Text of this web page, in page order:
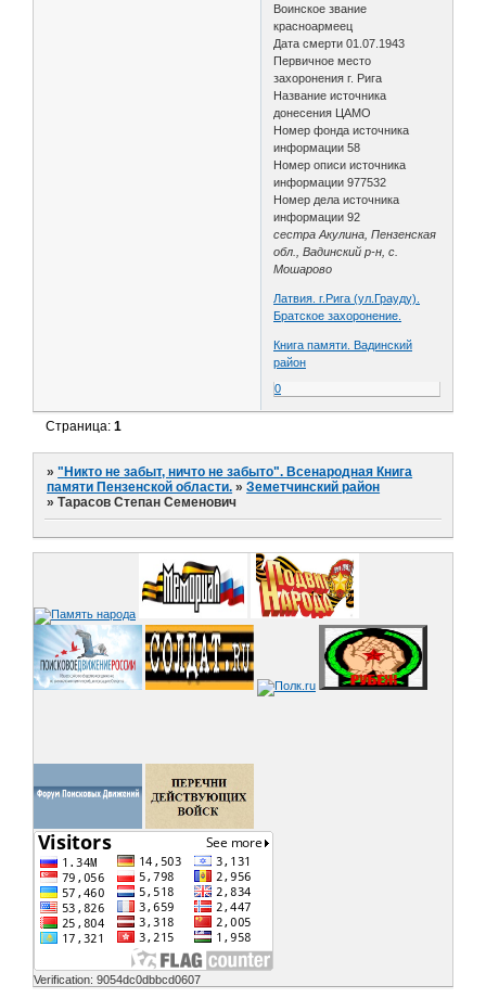
Воинское звание
красноармеец
Дата смерти 01.07.1943
Первичное место
захоронения г. Рига
Название источника
донесения ЦАМО
Номер фонда источника
информации 58
Номер описи источника
информации 977532
Номер дела источника
информации 92
сестра Акулина, Пензенская
обл., Вадинский р-н, с.
Мошарово
Латвия. г.Рига (ул.Грауду).
Братское захоронение.
Книга памяти. Вадинский
район
0
Страница:1
»"Никто не забыт, ничто не забыто". Всенародная Книга
памяти Пензенской области. »Земетчинский район
»Тарасов Степан Семенович
Verification: 9054dc0dbbcd0607